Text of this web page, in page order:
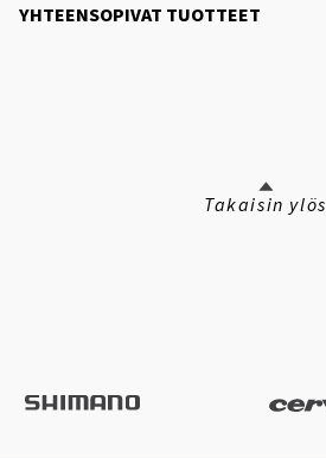
YHTEENSOPIVAT TUOTTEET
Takaisin ylös